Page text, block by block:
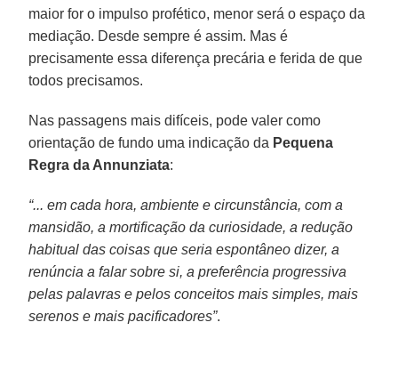
maior for o impulso profético, menor será o espaço da
mediação. Desde sempre é assim. Mas é
precisamente essa diferença precária e ferida de que
todos precisamos.
Nas passagens mais difíceis, pode valer como
orientação de fundo uma indicação da Pequena
Regra da Annunziata:
“... em cada hora, ambiente e circunstância, com a
mansidão, a mortificação da curiosidade, a redução
habitual das coisas que seria espontâneo dizer, a
renúncia a falar sobre si, a preferência progressiva
pelas palavras e pelos conceitos mais simples, mais
serenos e mais pacificadores”.